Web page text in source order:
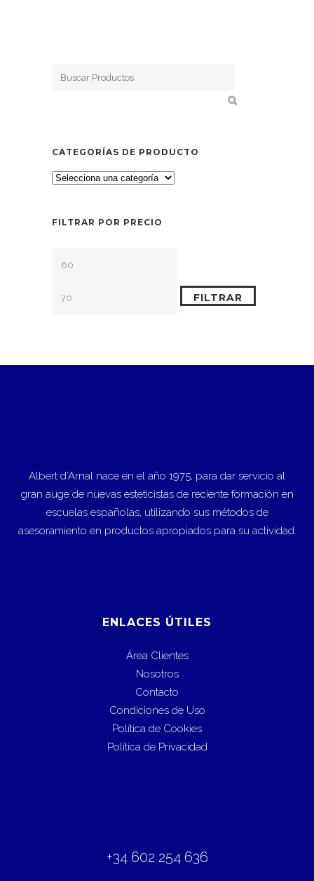
CATEGORÍAS DE PRODUCTO
FILTRAR POR PRECIO
FILTRAR
Albert d’Arnal nace en el año 1975, para dar servicio al
gran auge de nuevas esteticistas de reciente formación en
escuelas españolas, utilizando sus métodos de
asesoramiento en productos apropiados para su actividad.
ENLACES ÚTILES
Área Clientes
Nosotros
Contacto
Condiciones de Uso
Política de Cookies
Política de Privacidad
+34 602 254 636